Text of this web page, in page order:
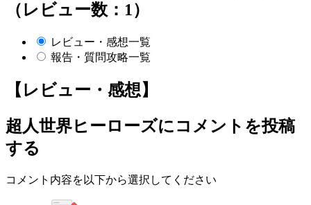
（レビュー数：1）
レビュー・感想一覧
報告・質問攻略一覧
【レビュー・感想】
超人世界ヒーローズにコメントを投稿
する
コメント内容を以下から選択してください